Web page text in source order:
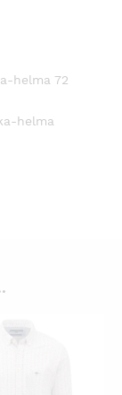
helma 72
helma
PIKANÄKYMÄ